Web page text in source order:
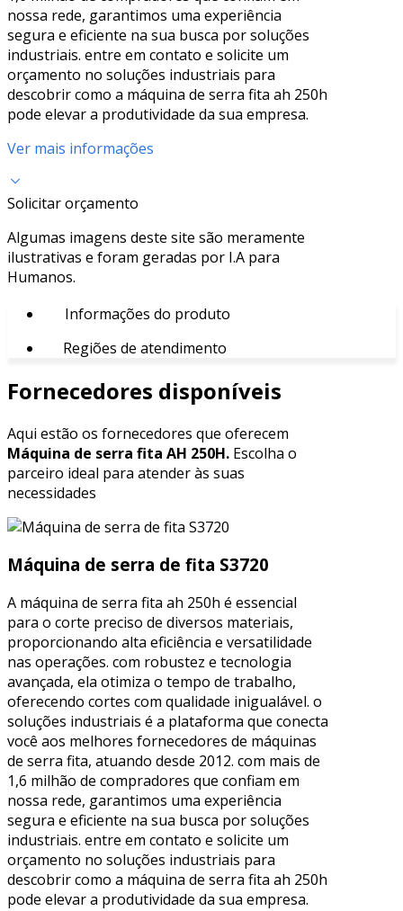
nossa rede, garantimos uma experiência
segura e eficiente na sua busca por soluções
industriais. entre em contato e solicite um
orçamento no soluções industriais para
descobrir como a máquina de serra fita ah 250h
pode elevar a produtividade da sua empresa.
Ver mais informações
Solicitar orçamento
Algumas imagens deste site são meramente
ilustrativas e foram geradas por I.A para
Humanos.
Informações do produto
Regiões de atendimento
Fornecedores disponíveis
Aqui estão os fornecedores que oferecem
Máquina de serra fita AH 250H. Escolha o
parceiro ideal para atender às suas
necessidades
Máquina de serra de fita S3720
A máquina de serra fita ah 250h é essencial
para o corte preciso de diversos materiais,
proporcionando alta eficiência e versatilidade
nas operações. com robustez e tecnologia
avançada, ela otimiza o tempo de trabalho,
oferecendo cortes com qualidade inigualável. o
soluções industriais é a plataforma que conecta
você aos melhores fornecedores de máquinas
de serra fita, atuando desde 2012. com mais de
1,6 milhão de compradores que confiam em
nossa rede, garantimos uma experiência
segura e eficiente na sua busca por soluções
industriais. entre em contato e solicite um
orçamento no soluções industriais para
descobrir como a máquina de serra fita ah 250h
pode elevar a produtividade da sua empresa.